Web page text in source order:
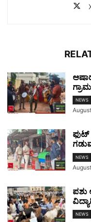
NEWS
ಫುಟ್‌
NEWS
ಪಶು
NEWS